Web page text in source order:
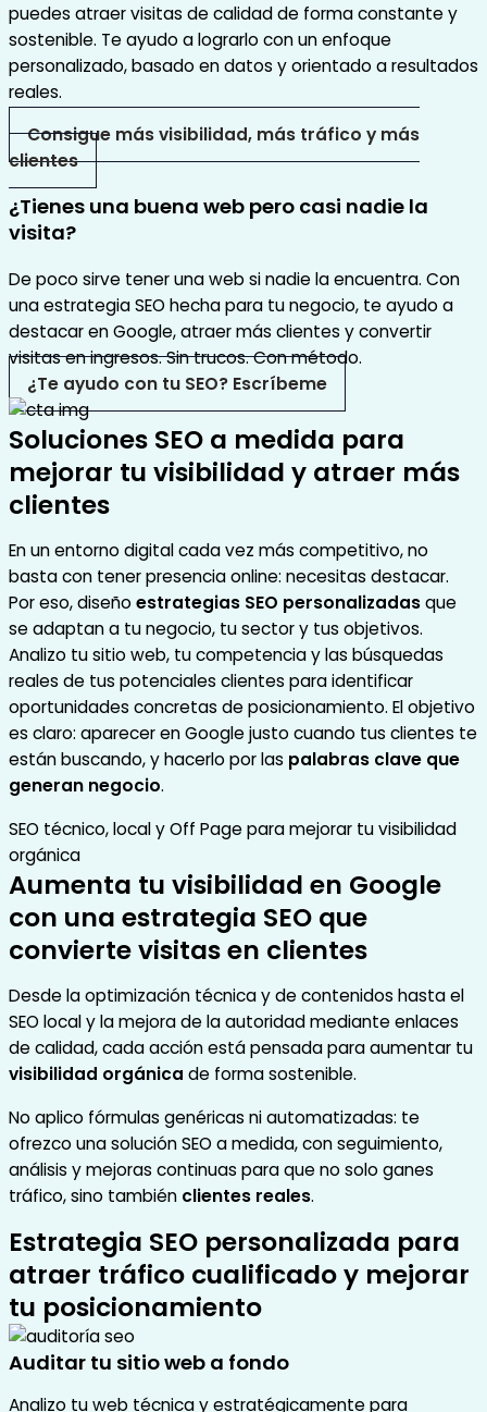
puedes atraer visitas de calidad de forma constante y
sostenible. Te ayudo a lograrlo con un enfoque
personalizado, basado en datos y orientado a resultados
reales.
Consigue más visibilidad, más tráfico y más
clientes
¿Tienes una buena web pero casi nadie la
visita?
De poco sirve tener una web si nadie la encuentra. Con
una estrategia SEO hecha para tu negocio, te ayudo a
destacar en Google, atraer más clientes y convertir
visitas en ingresos. Sin trucos. Con método.
¿Te ayudo con tu SEO? Escríbeme
Soluciones SEO a medida para
mejorar tu visibilidad y atraer más
clientes
En un entorno digital cada vez más competitivo, no
basta con tener presencia online: necesitas destacar.
Por eso, diseñoestrategias SEO personalizadasque
se adaptan a tu negocio, tu sector y tus objetivos.
Analizo tu sitio web, tu competencia y las búsquedas
reales de tus potenciales clientes para identificar
oportunidades concretas de posicionamiento. El objetivo
es claro: aparecer en Google justo cuando tus clientes te
están buscando, y hacerlo por las palabras clave que
generan negocio.
SEO técnico, local y Off Page para mejorar tu visibilidad
orgánica
Aumenta tu visibilidad en Google
con una estrategia SEO que
convierte visitas en clientes
Desde la optimización técnica y de contenidos hasta el
SEO local y la mejora de la autoridad mediante enlaces
de calidad, cada acción está pensada para aumentar tu
visibilidad orgánica de forma sostenible.
No aplico fórmulas genéricas ni automatizadas: te
ofrezco una solución SEO a medida, con seguimiento,
análisis y mejoras continuas para que no solo ganes
tráfico, sino también clientes reales.
Estrategia SEO personalizada para
atraer tráfico cualificado y mejorar
tu posicionamiento
Auditar tu sitio web a fondo
Analizo tu web técnica y estratégicamente para